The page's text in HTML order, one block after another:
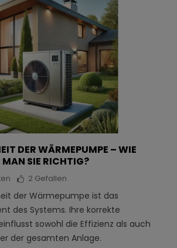
DER WÄRMEPUMPE – WIE I
SIE RICHTIG?
2 Gefallen
der Wärmepumpe ist das
des Systems. Ihre korrekte
sowohl die Effizienz als auch
der gesamten Anlage.